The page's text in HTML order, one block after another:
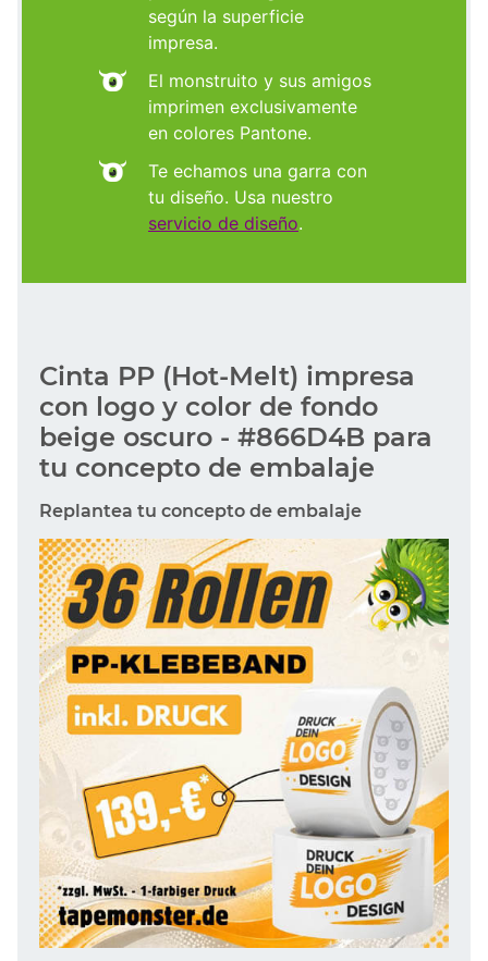
según la superficie
impresa.
El monstruito y sus amigos
imprimen exclusivamente
en colores Pantone.
Te echamos una garra con
tu diseño. Usa nuestro
servicio de diseño.
Cinta PP (Hot-Melt) impresa
con logo y color de fondo
beige oscuro - #866D4B para
tu concepto de embalaje
Replantea tu concepto de embalaje